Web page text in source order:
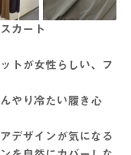
カート
トが女性らしい、フ
やり冷たい履き心
デザインが気になる